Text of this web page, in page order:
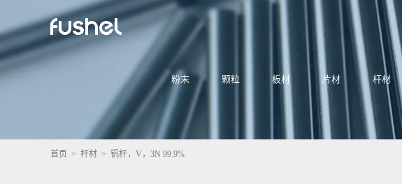
粉末 颗粒 板材 片材 杆材
首页 > 杆材 > 钒杆，V，3N 99.9%